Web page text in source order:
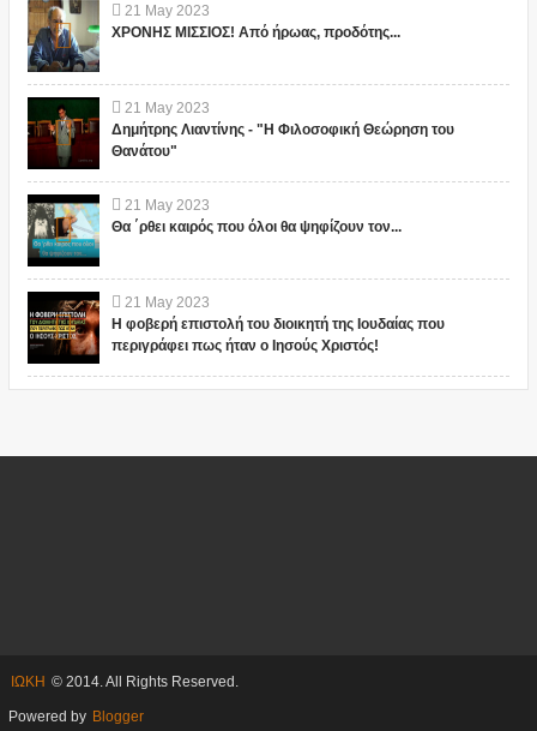
21 May 2023
ΧΡΟΝΗΣ ΜΙΣΣΙΟΣ! Από ήρωας, προδότης...
21 May 2023
Δημήτρης Λιαντίνης - "Η Φιλοσοφική Θεώρηση του
Θανάτου"
21 May 2023
Θα ΄ρθει καιρός που όλοι θα ψηφίζουν τον...
21 May 2023
Η φοβερή επιστολή του διοικητή της Ιουδαίας που
περιγράφει πως ήταν ο Ιησούς Χριστός!
ΙΩΚΗ © 2014. All Rights Reserved.
Powered by Blogger